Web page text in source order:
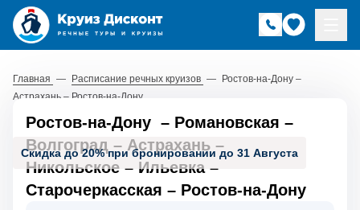
Главная — Расписание речных круизов — Ростов-на-Дону –
Астрахань – Ростов-на-Дону
Скидка до 20% при бронировании до 31 Августа
Ростов-на-Дону – Романовская –
Волгоград – Астрахань –
Никольское – Ильевка–
Старочеркасская – Ростов-на-Дону